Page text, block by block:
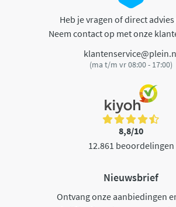
Heb je vragen of direct
Neem contact op met onze
(ma t/m vr 08:00 - 17:00)
8,8/10
12.861 beoordelingen
Nieuwsbrief
Ontvang onze aanbiedingen